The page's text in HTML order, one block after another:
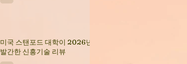
미국 스탠포드 대학이 2026년
발간한 신흥기술 리뷰